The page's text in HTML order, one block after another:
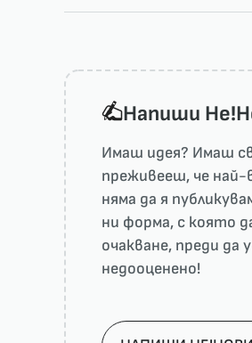
Напиши
Имаш идея? Имаш
преживееш, че най-
няма да я
ни форма, с която
очакване, преди
недооценено!